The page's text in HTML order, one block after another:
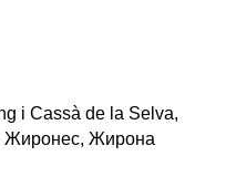
i Cassà de la Selva,
Жиронес, Жирона